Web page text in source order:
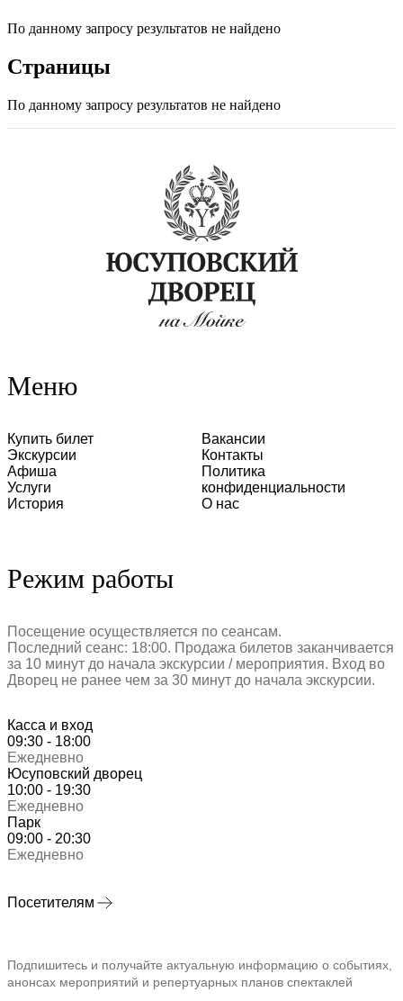
По данному запросу результатов не найдено
Страницы
По данному запросу результатов не найдено
Меню
Купить билет
Экскурсии
Афиша
Услуги
История
Вакансии
Контакты
Политика
конфиденциальности
О нас
Режим работы
Посещение осуществляется по сеансам.
Последний сеанс: 18:00. Продажа билетов заканчивается
за 10 минут до начала экскурсии / мероприятия. Вход во
Дворец не ранее чем за 30 минут до начала экскурсии.
Касса и вход
09:30 - 18:00
Ежедневно
Юсуповский дворец
10:00 - 19:30
Ежедневно
Парк
09:00 - 20:30
Ежедневно
Посетителям
Подпишитесь и получайте актуальную информацию о событиях,
анонсах мероприятий и репертуарных планов спектаклей